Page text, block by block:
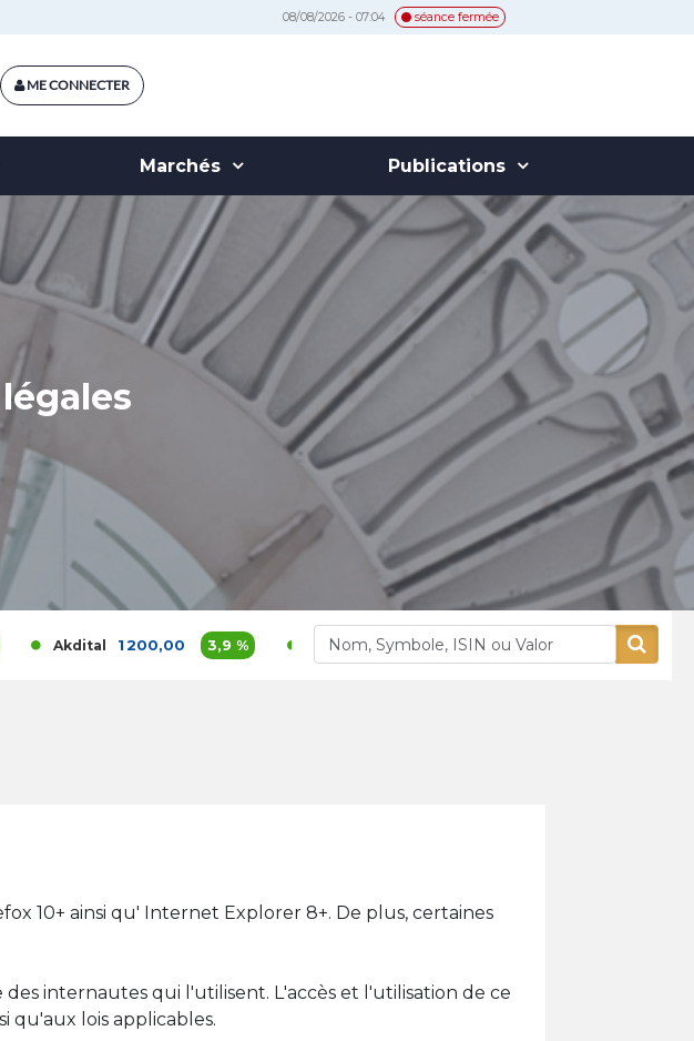
08/08/2026 - 07:04 séance fermée
ME CONNECTER
Marchés Publications
1 200,00 3,9 % Alliances 400,00 5,26 % Aluminium Maroc
10+ ainsi qu' Internet Explorer 8+. De plus, certaines
internautes qui l'utilisent. L'accès et l'utilisation de ce
qu'aux lois applicables.